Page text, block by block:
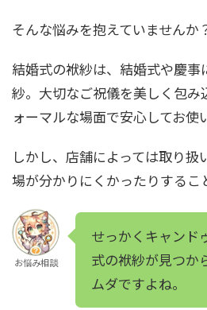
そんな悩みを抱えていませんか
結婚式の袱紗は、結婚式や慶
紗。大切なご祝儀を美しく包み
ォーマルな場面で安心してお使
しかし、店舗によっては取り扱
場が分かりにくかったりするこ
お悩み相談
せっかくキャンド
式の袱紗が見つか
ムダですよね。